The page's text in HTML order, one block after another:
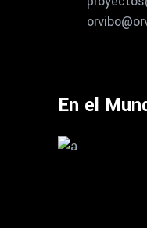
En el